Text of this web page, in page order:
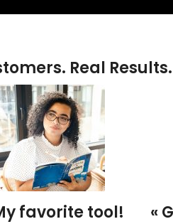
Real Results.
favorite tool! «